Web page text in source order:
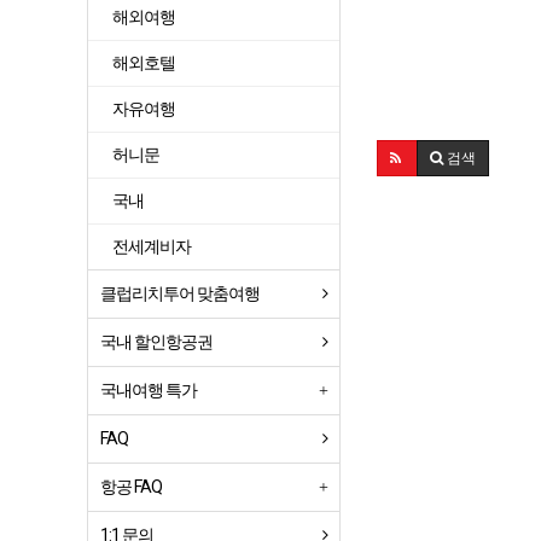
검색
해외여행
해외호텔
자유여행
허니문
국내
전세계비자
클럽리치투어 맞춤여행
국내 할인항공권
국내여행 특가
FAQ
항공 FAQ
1:1 문의